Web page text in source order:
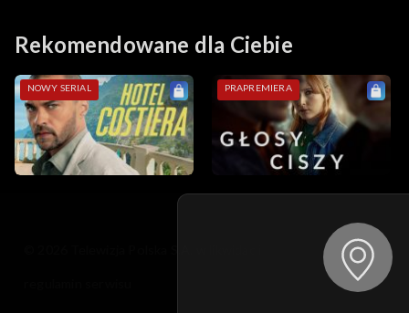
Rekomendowane dla Ciebie
NOWY SERIAL PRAPREMIERA